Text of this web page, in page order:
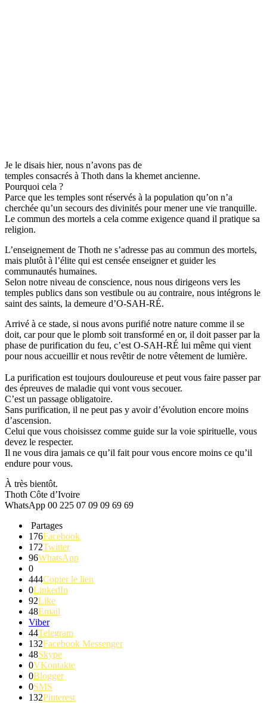
Je le disais hier, nous n’avons pas de
temples consacrés à Thoth dans la khemet ancienne.
Pourquoi cela ?
Parce que les temples sont réservés à la population qu’on n’a
cherchée qu’un secours des divinités pour mener une vie tranquille.
Le commun des mortels a cela comme exigence quand il pratique sa
religion.
L’enseignement de Thoth ne s’adresse pas au commun des mortels,
mais plutôt à l’élite qui est censée enseigner et guider les
communautés humaines.
Selon notre niveau de conscience, nous nous dirigeons vers les
temples publics dans son vestibule ou au contraire, nous intégrons le
saint des saints, la demeure d’O-SAH-RÉ.
Arrivé à ce stade, si nous avons purifié notre nature comme il se
doit, car pour que le plomb soit transformé en or, il doit passer par la
phase de purification du feu, c’est O-SAH-RÉ lui même qui vient
pour nous accueillir et nous revêtir de notre vêtement de lumière.
La purification est toujours douloureuse et peut vous faire passer par
des épreuves de maladie qui vont vous secouer.
C’est un passage obligatoire.
Sans purification, il ne peut pas y avoir d’évolution encore moins
d’ascension.
Celui que vous choisissez comme guide sur la voie spirituelle, vous
devez le respecter.
Il ne vous dira jamais ce qu’il fait pour vous encore moins ce qu’il
endure pour vous.
À très bientôt.
Thoth Côte d’Ivoire
WhatsApp 00 225 07 09 09 69 69
Partages
176Facebook
172Twitter
96WhatsApp
0
444Copier le lien
0LinkedIn
92Like
48Email
Viber
44Telegram
132Facebook Messenger
48Skype
0VKontakte
0Blogger
0SMS
132Pinterest